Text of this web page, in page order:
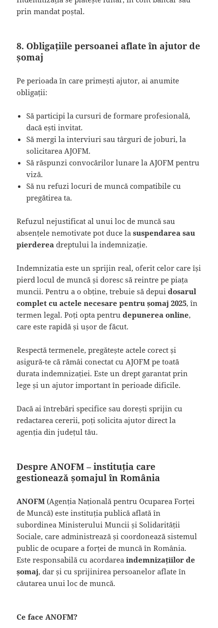
prin mandat poștal.
8. Obligațiile persoanei aflate în ajutor de
șomaj
Pe perioada în care primești ajutor, ai anumite
obligații:
Să participi la cursuri de formare profesională,
dacă ești invitat.
Să mergi la interviuri sau târguri de joburi, la
solicitarea AJOFM.
Să răspunzi convocărilor lunare la AJOFM pentru
viză.
Să nu refuzi locuri de muncă compatibile cu
pregătirea ta.
Refuzul nejustificat al unui loc de muncă sau
absențele nemotivate pot duce lasuspendarea sau
pierderea dreptului la indemnizație.
Indemnizatia este un sprijin real, oferit celor care își
pierd locul de muncă și doresc să reintre pe piața
muncii. Pentru a o obține, trebuie să depuidosarul
complet cu actele necesare pentru șomaj 2025, în
termen legal. Poți opta pentrudepunerea online,
care este rapidă și ușor de făcut.
Respectă termenele, pregătește actele corect și
asigură-te că rămâi conectat cu AJOFM pe toată
durata indemnizației. Este un drept garantat prin
lege și un ajutor important în perioade dificile.
Dacă ai întrebări specifice sau dorești sprijin cu
redactarea cererii, poți solicita ajutor direct la
agenția din județul tău.
Despre ANOFM – instituția care
gestionează șomajul în România
ANOFM (Agenția Națională pentru Ocuparea Forței
de Muncă) este instituția publică aflată în
subordinea Ministerului Muncii și Solidarității
Sociale, care administrează și coordonează sistemul
public de ocupare a forței de muncă în România.
Este responsabilă cu acordareaindemnizațiilor de
șomaj, dar și cu sprijinirea persoanelor aflate în
căutarea unui loc de muncă.
Ce face ANOFM?